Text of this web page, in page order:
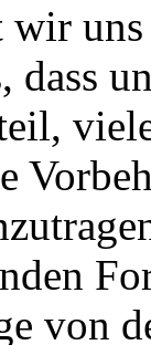
dass
von